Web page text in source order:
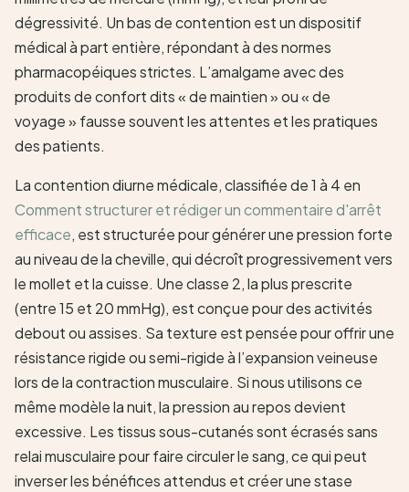
dégressivité. Un bas de contention est un dispositif
médical à part entière, répondant à des normes
pharmacopéiques strictes. L’amalgame avec des
produits de confort dits « de maintien » ou « de
voyage » fausse souvent les attentes et les pratiques
des patients.
La contention diurne médicale, classifiée de 1 à 4 en
Comment structurer et rédiger un commentaire d'arrêt
efficace, est structurée pour générer une pression forte
au niveau de la cheville, qui décroît progressivement vers
le mollet et la cuisse. Une classe 2, la plus prescrite
(entre 15 et 20 mmHg), est conçue pour des activités
debout ou assises. Sa texture est pensée pour offrir une
résistance rigide ou semi-rigide à l’expansion veineuse
lors de la contraction musculaire. Si nous utilisons ce
même modèle la nuit, la pression au repos devient
excessive. Les tissus sous-cutanés sont écrasés sans
relai musculaire pour faire circuler le sang, ce qui peut
inverser les bénéfices attendus et créer une stase